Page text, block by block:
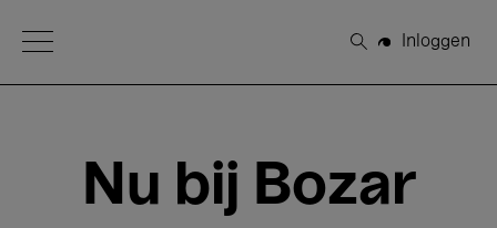
Open Menu
Zoeken
Inloggen
Nu bij Bozar